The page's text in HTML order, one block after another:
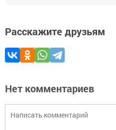
Расскажите друзьям
Нет комментариев